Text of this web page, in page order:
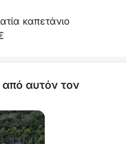
καπετάνιο
από αυτόν τον